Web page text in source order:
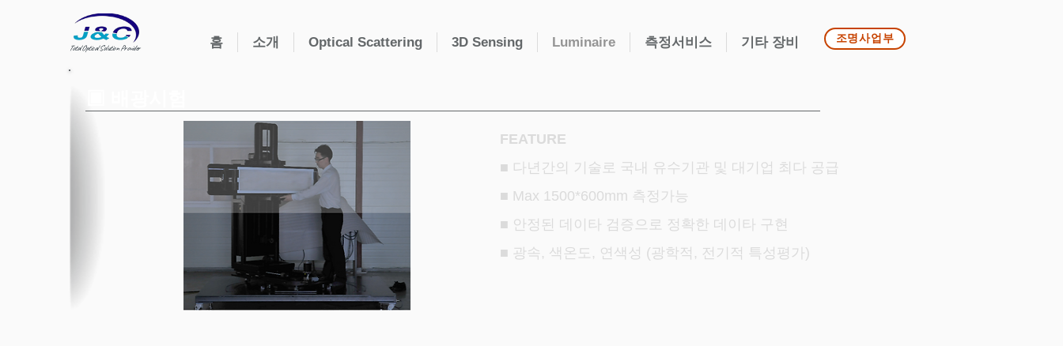
Total Optical Solution Provider 홈 소개 Optical Scattering 3D Sensing Luminaire 측정서비스 기타 장비 조명사업부
FEATURE
■ 다년간의 기술로 국내 유수기관 및 대기업 최다 공급
■ Max 1500*600mm 측정가능
■ 안정된 데이타 검증으로 정확한 데이타 구현
■ 광속, 색온도, 연색성 (광학적, 전기적 특성평가)